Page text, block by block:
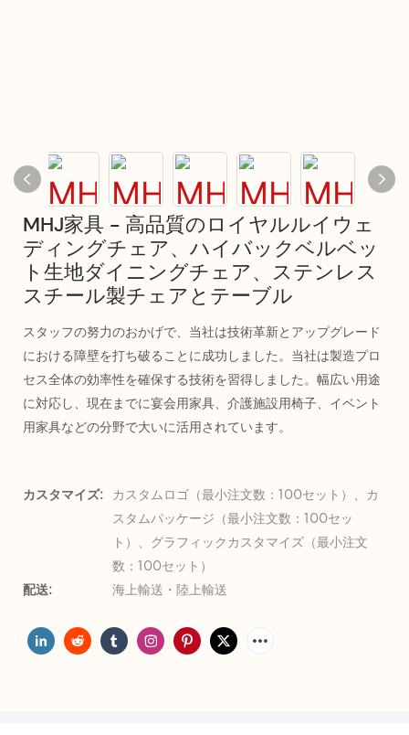
MHJ家具 - 高品質のロイヤルルイウェ
ディングチェア、ハイバックベルベッ
ト生地ダイニングチェア、ステンレス
スチール製チェアとテーブル
スタッフの努力のおかげで、当社は技術革新とアップグレード
における障壁を打ち破ることに成功しました。当社は製造プロ
セス全体の効率性を確保する技術を習得しました。幅広い用途
に対応し、現在までに宴会用家具、介護施設用椅子、イベント
用家具などの分野で大いに活用されています。
カスタマイズ:
カスタムロゴ（最小注文数：100セット）、カ
スタムパッケージ（最小注文数：100セッ
ト）、グラフィックカスタマイズ（最小注文
数：100セット）
配送:
海上輸送・陸上輸送